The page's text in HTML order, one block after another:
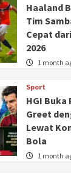
Haaland
Tim
Cepat
2026
1 month
Sport
HGI
Greet
Lewat
Bola
1 month